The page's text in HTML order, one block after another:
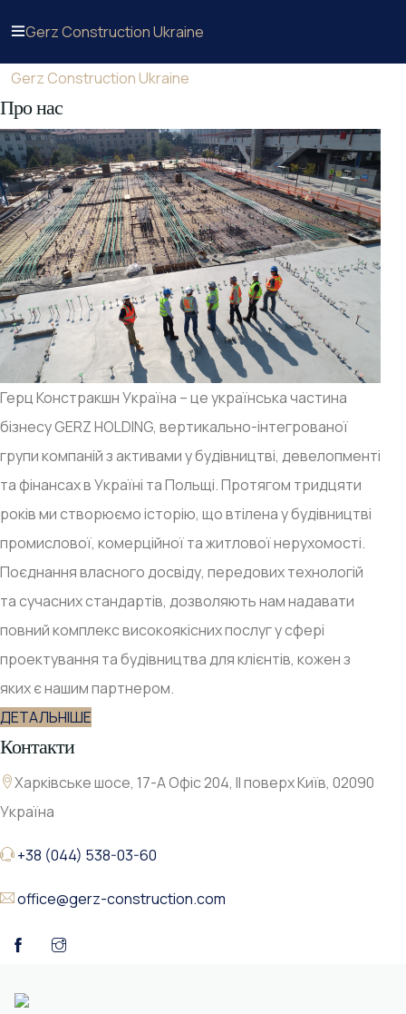
Gerz Construction Ukraine
Gerz Construction Ukraine
Про нас
Герц Констракшн Україна – це українська частина
бізнесу GERZ HOLDING, вертикально-інтегрованої
групи компаній з активами у будівництві, девелопменті
та фінансах в Україні та Польщі. Протягом тридцяти
років ми створюємо історію, що втілена у будівництві
промислової, комерційної та житлової нерухомості.
Поєднання власного досвіду, передових технологій
та сучасних стандартів, дозволяють нам надавати
повний комплекс високоякісних послуг у сфері
проектування та будівництва для клієнтів, кожен з
яких є нашим партнером.
ДЕТАЛЬНІШЕ
Контакти
Харківське шосе, 17-А Офіс 204, ІІ поверх Київ, 02090
Україна
+38 (044) 538-03-60
office@gerz-construction.com